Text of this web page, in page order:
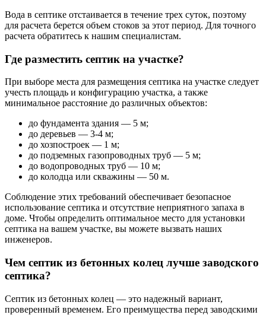
Вода в септике отстаивается в течение трех суток, поэтому
для расчета берется объем стоков за этот период. Для точного
расчета обратитесь к нашим специалистам.
Где разместить септик на участке?
При выборе места для размещения септика на участке следует
учесть площадь и конфигурацию участка, а также
минимальное расстояние до различных объектов:
до фундамента здания — 5 м;
до деревьев — 3-4 м;
до хозпостроек — 1 м;
до подземных газопроводных труб — 5 м;
до водопроводных труб — 10 м;
до колодца или скважины — 50 м.
Соблюдение этих требований обеспечивает безопасное
использование септика и отсутствие неприятного запаха в
доме. Чтобы определить оптимальное место для установки
септика на вашем участке, вы можете вызвать наших
инженеров.
Чем септик из бетонных колец лучше заводского
септика?
Септик из бетонных колец — это надежный вариант,
проверенный временем. Его преимущества перед заводскими